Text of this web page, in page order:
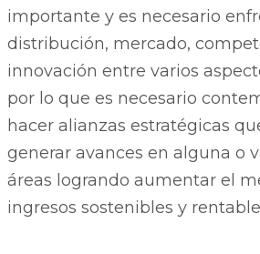
importante y es necesario
distribución, mercado,
innovación entre varios
por lo que es necesario
hacer alianzas estratégicas
generar avances en alguna o
áreas logrando aumentar el
ingresos sostenibles y